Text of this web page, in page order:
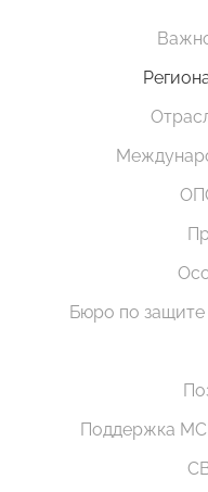
Бюро по
Поддержка